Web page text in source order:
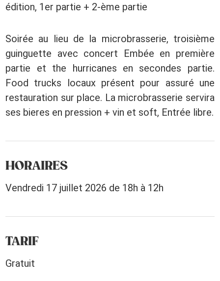
édition, 1er partie + 2-ème partie
Soirée au lieu de la microbrasserie, troisième
guinguette avec concert Embée en première
partie et the hurricanes en secondes partie.
Food trucks locaux présent pour assuré une
restauration sur place. La microbrasserie servira
ses bieres en pression + vin et soft, Entrée libre.
HORAIRES
Vendredi 17 juillet 2026 de 18h à 12h
TARIF
Gratuit